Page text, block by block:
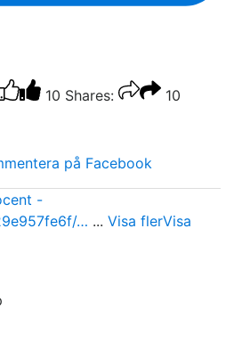
10 Shares:
10
på Facebook
-
… ... Visa flerVisa